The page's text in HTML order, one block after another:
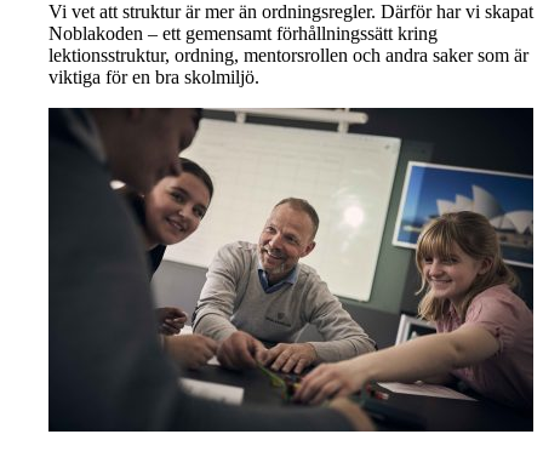
Vi vet att struktur är mer än ordningsregler. Därför har vi skapat
Noblakoden – ett gemensamt förhållningssätt kring
lektionsstruktur, ordning, mentorsrollen och andra saker som är
viktiga för en bra skolmiljö.